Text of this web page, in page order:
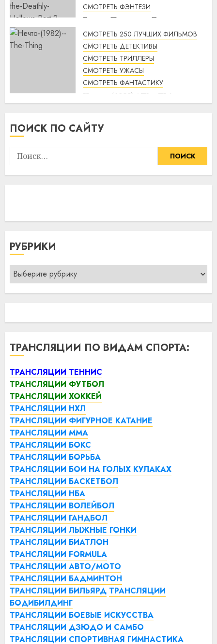
СМОТРЕТЬ ФЭНТЕЗИ
Гарри Поттер и Дары
смерти: Часть 2 (2011) / Harry
Potter and the Deathly
Hallows: Part 2 смотреть
онлайн
2:12 06.08.2026
СМОТРЕТЬ 250 ЛУЧШИХ ФИЛЬМОВ
СМОТРЕТЬ ДЕТЕКТИВЫ
СМОТРЕТЬ ТРИЛЛЕРЫ
СМОТРЕТЬ УЖАСЫ
СМОТРЕТЬ ФАНТАСТИКУ
Нечто (1982) / The Thing
смотреть онлайн
ПОИСК ПО САЙТУ
Найти:
РУБРИКИ
Рубрики
ТРАНСЛЯЦИИ ПО ВИДАМ СПОРТА:
ТРАНСЛЯЦИИ ТЕННИС
ТРАНСЛЯЦИИ ФУТБОЛ
ТРАНСЛЯЦИИ ХОККЕЙ
ТРАНСЛЯЦИИ НХЛ
ТРАНСЛЯЦИИ ФИГУРНОЕ КАТАНИЕ
ТРАНСЛЯЦИИ ММА
ТРАНСЛЯЦИИ БОКС
ТРАНСЛЯЦИИ БОРЬБА
ТРАНСЛЯЦИИ БОИ НА ГОЛЫХ КУЛАКАХ
ТРАНСЛЯЦИИ БАСКЕТБОЛ
ТРАНСЛЯЦИИ НБА
ТРАНСЛЯЦИИ ВОЛЕЙБОЛ
ТРАНСЛЯЦИИ ГАНДБОЛ
ТРАНСЛЯЦИИ ЛЫЖНЫЕ ГОНКИ
ТРАНСЛЯЦИИ БИАТЛОН
ТРАНСЛЯЦИИ FORMULA
ТРАНСЛЯЦИИ АВТО/МОТО
ТРАНСЛЯЦИИ БАДМИНТОН
ТРАНСЛЯЦИИ БИЛЬЯРД ТРАНСЛЯЦИИ
БОДИБИЛДИНГ
ТРАНСЛЯЦИИ БОЕВЫЕ ИСКУССТВА
ТРАНСЛЯЦИИ ДЗЮДО И САМБО
ТРАНСЛЯЦИИ СПОРТИВНАЯ ГИМНАСТИКА